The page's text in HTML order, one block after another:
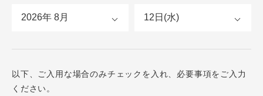
以下、ご入用な場合のみチェックを入れ、必要事項をご入力
ください。